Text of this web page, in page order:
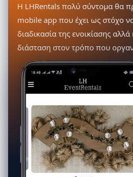
Η LHRentals πολύ σύντομα θα
mobile app που έχει ως στόχο
διαδικασία της ενοικίασης
διάσταση στον τρόπο που